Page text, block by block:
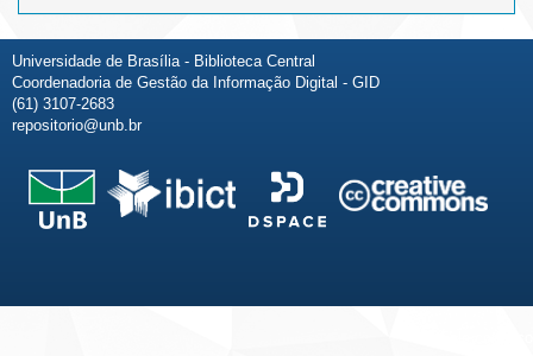
Universidade de Brasília - Biblioteca Central
Coordenadoria de Gestão da Informação Digital - GID
(61) 3107-2683
repositorio@unb.br